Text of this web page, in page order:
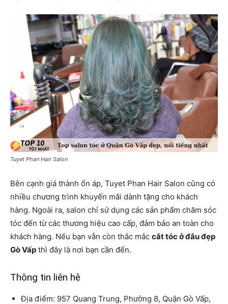
Tuyet Phan Hair Salon
Bên cạnh giá thành ổn áp, Tuyet Phan Hair Salon cũng có
nhiều chương trình khuyến mãi dành tặng cho khách
hàng. Ngoài ra, salon chỉ sử dụng các sản phẩm chăm sóc
tóc đến từ các thương hiệu cao cấp, đảm bảo an toàn cho
khách hàng. Nếu bạn vẫn còn thắc mắc cắt tóc ở đâu đẹp
Gò Vấp thì đây là nơi bạn cần đến.
Thông tin liên hệ
Địa điểm: 957 Quang Trung, Phường 8, Quận Gò Vấp,